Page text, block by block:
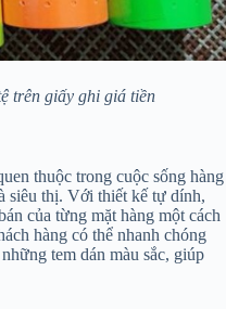
trên giấy ghi giá tiền
thuộc trong cuộc sống hàng
siêu thị. Với thiết kế tự dính,
của từng mặt hàng một cách
hàng có thể nhanh chóng
tem dán màu sắc, giúp